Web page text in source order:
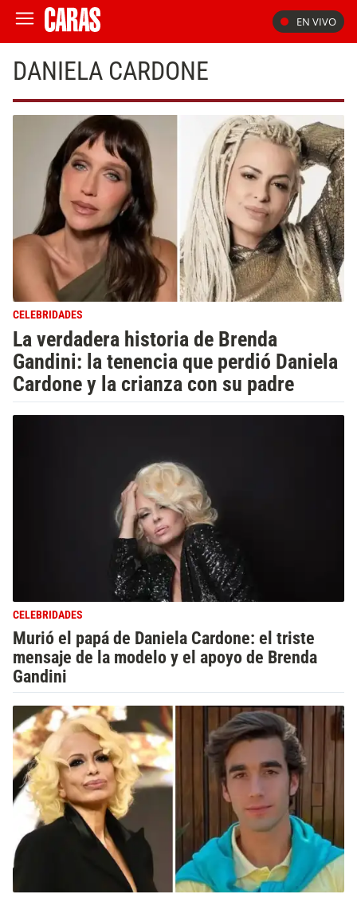
EN VIVO
DANIELA CARDONE
CELEBRIDADES
La verdadera historia de Brenda
Gandini: la tenencia que perdió Daniela
Cardone y la crianza con su padre
CELEBRIDADES
Murió el papá de Daniela Cardone: el triste
mensaje de la modelo y el apoyo de Brenda
Gandini